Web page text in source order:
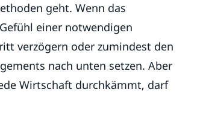
geht. Wenn das
einer notwendigen
verzögern oder zumindest den
nach unten setzen. Aber
Wirtschaft durchkämmt, darf